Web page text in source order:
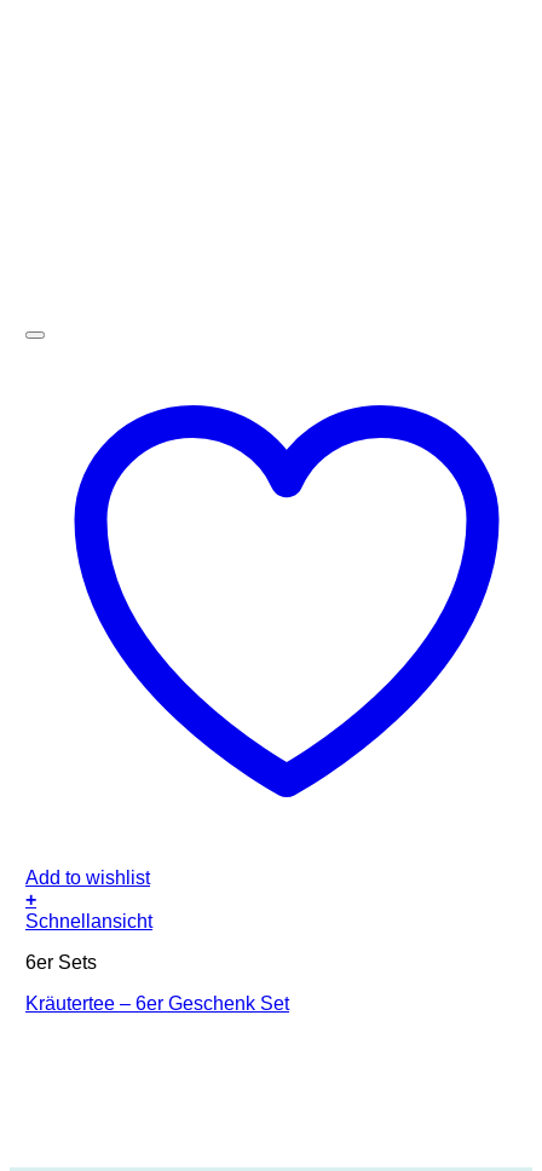
Add to wishlist
+
Schnellansicht
6er Sets
Kräutertee – 6er Geschenk Set